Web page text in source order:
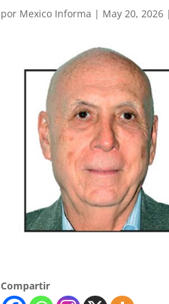
por Mexico Informa | May 20, 2026
Compartir